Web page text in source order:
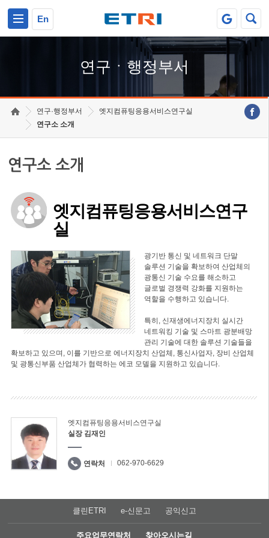
En
연구ㆍ행정부서
연구·행정부서
엣지컴퓨팅응용서비스연구실
연구소 소개
연구소 소개
엣지컴퓨팅응용서비스연구
실
광기반 통신 및 네트워크 단말
솔루션 기술을 확보하여 산업체의
광통신 기술 수요를 해소하고
글로벌 경쟁력 강화를 지원하는
역할을 수행하고 있습니다.
특히, 신재생에너지장치 실시간
네트워킹 기술 및 스마트 광분배망
관리 기술에 대한 솔루션 기술들을
확보하고 있으며, 이를 기반으로 에너지장치 산업체, 통신사업자, 장비 산업체
및 광통신부품 산업체가 협력하는 에코 모델을 지원하고 있습니다.
엣지컴퓨팅응용서비스연구실
실장 김재인
연락처 062-970-6629
클린ETRI e-신문고 공익신고
주요업무연락처 찾아오시는길